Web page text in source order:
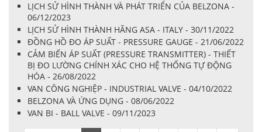
LỊCH SỬ HÌNH THÀNH VÀ PHÁT TRIỂN CỦA BELZONA -
06/12/2023
LỊCH SỬ HÌNH THÀNH HÃNG ASA - ITALY - 30/11/2022
ĐỒNG HỒ ĐO ÁP SUẤT - PRESSURE GAUGE - 21/06/2022
CẢM BIẾN ÁP SUẤT (PRESSURE TRANSMITTER) - THIẾT
BỊ ĐO LƯỜNG CHÍNH XÁC CHO HỆ THỐNG TỰ ĐỘNG
HÓA - 26/08/2022
VAN CÔNG NGHIỆP - INDUSTRIAL VALVE - 04/10/2022
BELZONA VÀ ỨNG DỤNG - 08/06/2022
VAN BI - BALL VALVE - 09/11/2023